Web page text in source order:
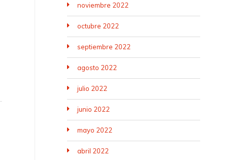
noviembre 2022
octubre 2022
septiembre 2022
agosto 2022
julio 2022
junio 2022
mayo 2022
abril 2022